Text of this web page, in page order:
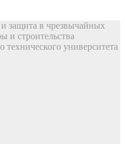
защита в чрезвычайных
и строительства
технического университета